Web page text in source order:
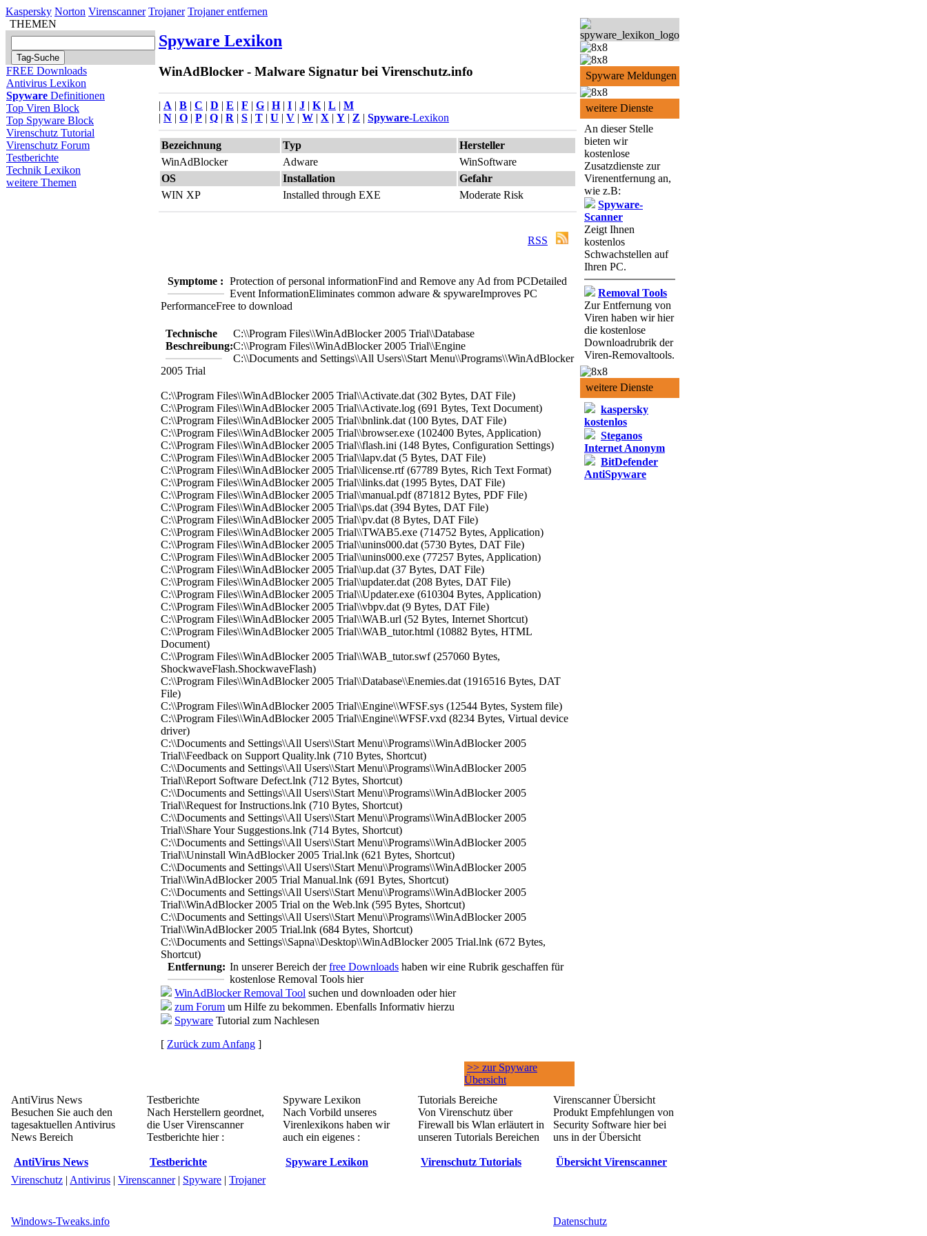
Kaspersky Norton Virenscanner Trojaner Trojaner entfernen
THEMEN
FREE Downloads
Antivirus Lexikon
Spyware Definitionen
Top Viren Block
Top Spyware Block
Virenschutz Tutorial
Virenschutz Forum
Testberichte
Technik Lexikon
weitere Themen
Spyware Lexikon
WinAdBlocker - Malware Signatur bei Virenschutz.info
| A | B | C | D | E | F | G | H| I | J | K | L | M
| N | O | P | Q | R | S | T | U | V | W | X | Y | Z | Spyware-Lexikon
Bezeichnung Typ
Hersteller
WinAdBlocker
Adware
WinSoftware
OS
Installation
Gefahr
WIN XP
Installed through EXE Moderate Risk
RSS
Symptome : Protection of personal informationFind and Remove any Ad from PCDetailed
Event InformationEliminates common adware & spywareImproves PC
PerformanceFree to download
Technische
Beschreibung:
C:\\Program Files\\WinAdBlocker 2005 Trial\\Database
C:\\Program Files\\WinAdBlocker 2005 Trial\\Engine
C:\\Documents and Settings\\All Users\\Start Menu\\Programs\\WinAdBlocker
2005 Trial
C:\\Program Files\\WinAdBlocker 2005 Trial\\Activate.dat (302 Bytes, DAT File)
C:\\Program Files\\WinAdBlocker 2005 Trial\\Activate.log (691 Bytes, Text Document)
C:\\Program Files\\WinAdBlocker 2005 Trial\\bnlink.dat (100 Bytes, DAT File)
C:\\Program Files\\WinAdBlocker 2005 Trial\\browser.exe (102400 Bytes, Application)
C:\\Program Files\\WinAdBlocker 2005 Trial\\flash.ini (148 Bytes, Configuration Settings)
C:\\Program Files\\WinAdBlocker 2005 Trial\\lapv.dat (5 Bytes, DAT File)
C:\\Program Files\\WinAdBlocker 2005 Trial\\license.rtf (67789 Bytes, Rich Text Format)
C:\\Program Files\\WinAdBlocker 2005 Trial\\links.dat (1995 Bytes, DAT File)
C:\\Program Files\\WinAdBlocker 2005 Trial\\manual.pdf (871812 Bytes, PDF File)
C:\\Program Files\\WinAdBlocker 2005 Trial\\ps.dat (394 Bytes, DAT File)
C:\\Program Files\\WinAdBlocker 2005 Trial\\pv.dat (8 Bytes, DAT File)
C:\\Program Files\\WinAdBlocker 2005 Trial\\TWAB5.exe (714752 Bytes, Application)
C:\\Program Files\\WinAdBlocker 2005 Trial\\unins000.dat (5730 Bytes, DAT File)
C:\\Program Files\\WinAdBlocker 2005 Trial\\unins000.exe (77257 Bytes, Application)
C:\\Program Files\\WinAdBlocker 2005 Trial\\up.dat (37 Bytes, DAT File)
C:\\Program Files\\WinAdBlocker 2005 Trial\\updater.dat (208 Bytes, DAT File)
C:\\Program Files\\WinAdBlocker 2005 Trial\\Updater.exe (610304 Bytes, Application)
C:\\Program Files\\WinAdBlocker 2005 Trial\\vbpv.dat (9 Bytes, DAT File)
C:\\Program Files\\WinAdBlocker 2005 Trial\\WAB.url (52 Bytes, Internet Shortcut)
C:\\Program Files\\WinAdBlocker 2005 Trial\\WAB_tutor.html (10882 Bytes, HTML
Document)
C:\\Program Files\\WinAdBlocker 2005 Trial\\WAB_tutor.swf (257060 Bytes,
ShockwaveFlash.ShockwaveFlash)
C:\\Program Files\\WinAdBlocker 2005 Trial\\Database\\Enemies.dat (1916516 Bytes, DAT
File)
C:\\Program Files\\WinAdBlocker 2005 Trial\\Engine\\WFSF.sys (12544 Bytes, System file)
C:\\Program Files\\WinAdBlocker 2005 Trial\\Engine\\WFSF.vxd (8234 Bytes, Virtual device
driver)
C:\\Documents and Settings\\All Users\\Start Menu\\Programs\\WinAdBlocker 2005
Trial\\Feedback on Support Quality.lnk (710 Bytes, Shortcut)
C:\\Documents and Settings\\All Users\\Start Menu\\Programs\\WinAdBlocker 2005
Trial\\Report Software Defect.lnk (712 Bytes, Shortcut)
C:\\Documents and Settings\\All Users\\Start Menu\\Programs\\WinAdBlocker 2005
Trial\\Request for Instructions.lnk (710 Bytes, Shortcut)
C:\\Documents and Settings\\All Users\\Start Menu\\Programs\\WinAdBlocker 2005
Trial\\Share Your Suggestions.lnk (714 Bytes, Shortcut)
C:\\Documents and Settings\\All Users\\Start Menu\\Programs\\WinAdBlocker 2005
Trial\\Uninstall WinAdBlocker 2005 Trial.lnk (621 Bytes, Shortcut)
C:\\Documents and Settings\\All Users\\Start Menu\\Programs\\WinAdBlocker 2005
Trial\\WinAdBlocker 2005 Trial Manual.lnk (691 Bytes, Shortcut)
C:\\Documents and Settings\\All Users\\Start Menu\\Programs\\WinAdBlocker 2005
Trial\\WinAdBlocker 2005 Trial on the Web.lnk (595 Bytes, Shortcut)
C:\\Documents and Settings\\All Users\\Start Menu\\Programs\\WinAdBlocker 2005
Trial\\WinAdBlocker 2005 Trial.lnk (684 Bytes, Shortcut)
C:\\Documents and Settings\\Sapna\\Desktop\\WinAdBlocker 2005 Trial.lnk (672 Bytes,
Shortcut)
Entfernung: In unserer Bereich derfree Downloads haben wir eine Rubrik geschaffen für
kostenlose Removal Tools hier
WinAdBlocker Removal Tool suchen und downloaden oder hier
zum Forum um Hilfe zu bekommen. Ebenfalls Informativ hierzu
Spyware Tutorial zum Nachlesen
[ Zurück zum Anfang ]
>> zur Spyware
Übersicht
Spyware Meldungen
weitere Dienste
An dieser Stelle
bieten wir
kostenlose
Zusatzdienste zur
Virenentfernung an,
wie z.B:
Spyware-
Scanner
Zeigt Ihnen
kostenlos
Schwachstellen auf
Ihren PC.
Removal Tools
Zur Entfernung von
Viren haben wir hier
die kostenlose
Downloadrubrik der
Viren-Removaltools.
weitere Dienste
kaspersky
kostenlos
Steganos
Internet Anonym
BitDefender
AntiSpyware
AntiVirus News
Besuchen Sie auch den
tagesaktuellen Antivirus
News Bereich
AntiVirus News
Testberichte
Nach Herstellern geordnet,
die User Virenscanner
Testberichte hier :
Testberichte
Spyware Lexikon
Nach Vorbild unseres
Virenlexikons haben wir
auch ein eigenes :
Spyware Lexikon
Tutorials Bereiche
Von Virenschutz über
Firewall bis Wlan erläutert in
unseren Tutorials Bereichen
Virenschutz Tutorials
Virenscanner Übersicht
Produkt Empfehlungen von
Security Software hier bei
uns in der Übersicht
Übersicht Virenscanner
Virenschutz | Antivirus | Virenscanner| Spyware | Trojaner
Windows-Tweaks.info Datenschutz